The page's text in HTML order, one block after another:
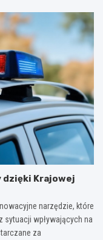
dzięki Krajowej
narzędzie, które
wpływających na
za